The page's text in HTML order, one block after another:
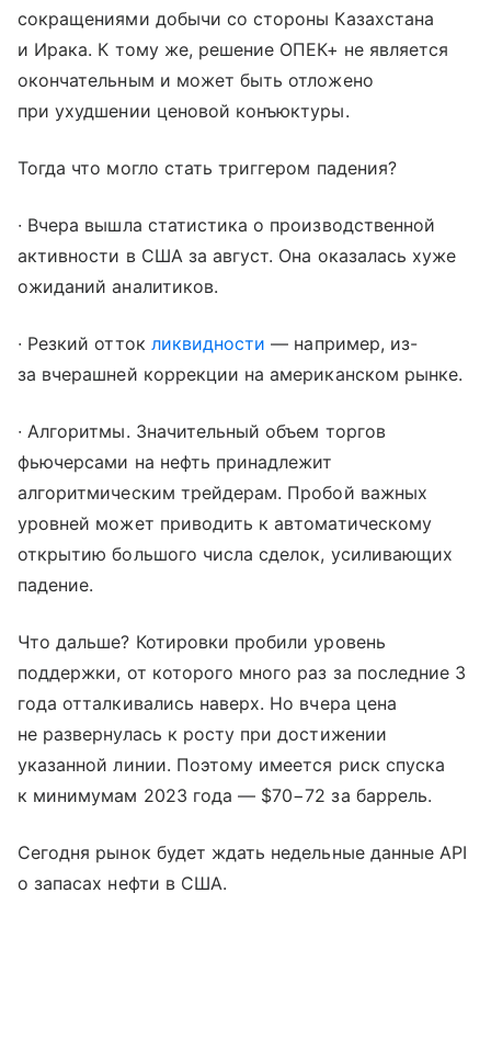
сокращениями добычи со стороны Казахстана
и Ирака. К тому же, решение ОПЕК+ не является
окончательным и может быть отложено
при ухудшении ценовой конъюктуры.
Тогда что могло стать триггером падения?
∙ Вчера вышла статистика о производственной
активности в США за август. Она оказалась хуже
ожиданий аналитиков.
∙ Резкий отток ликвидности — например, из-
за вчерашней коррекции на американском рынке.
∙ Алгоритмы. Значительный объем торгов
фьючерсами на нефть принадлежит
алгоритмическим трейдерам. Пробой важных
уровней может приводить к автоматическому
открытию большого числа сделок, усиливающих
падение.
Что дальше? Котировки пробили уровень
поддержки, от которого много раз за последние 3
года отталкивались наверх. Но вчера цена
не развернулась к росту при достижении
указанной линии. Поэтому имеется риск спуска
к минимумам 2023 года — $70−72 за баррель.
Сегодня рынок будет ждать недельные данные API
о запасах нефти в США.